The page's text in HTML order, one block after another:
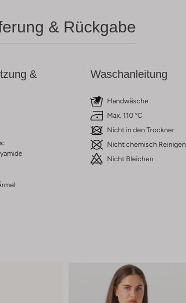
& Rückgabe
&
Waschanleitung
Handwäsche
Max. 110 °C
Nicht in den Trockner
Nicht chemisch Reinigen
Nicht Bleichen